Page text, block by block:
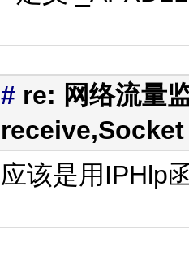
# re: 网络流量
应该是用IPHlp